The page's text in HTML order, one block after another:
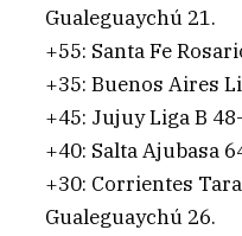
Gualeguaychú 21.
+55: Santa Fe
+35: Buenos Aires
+45: Jujuy Liga B
+40: Salta Ajubasa
+30: Corrientes
Gualeguaychú 26.